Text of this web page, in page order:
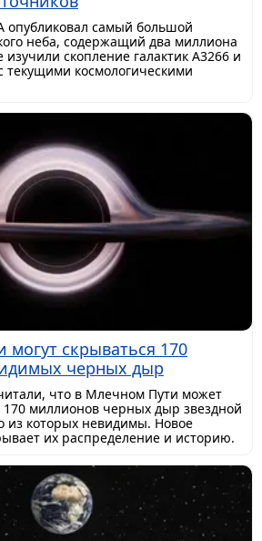
опубликовал самый большой
неба, содержащий два миллиона
скопление галактик A3266 и
текущими космологическими
скрываться 170
черных дыр
что в Млечном Пути может
170 миллионов черных дыр звездной
из которых невидимы. Новое
их распределение и историю.